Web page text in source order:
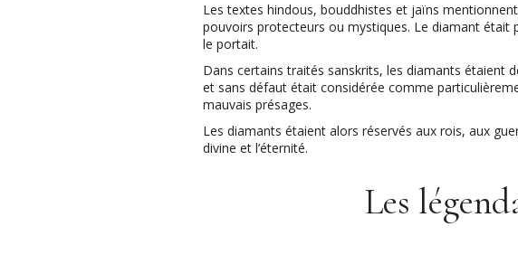
Les textes hindous, bouddhistes et jaïns
pouvoirs protecteurs ou mystiques. Le diamant était
le portait.
Dans certains traités sanskrits, les diamants étaient
et sans défaut était considérée comme
mauvais présages.
Les diamants étaient alors réservés aux rois, aux
divine et l’éternité.
Les